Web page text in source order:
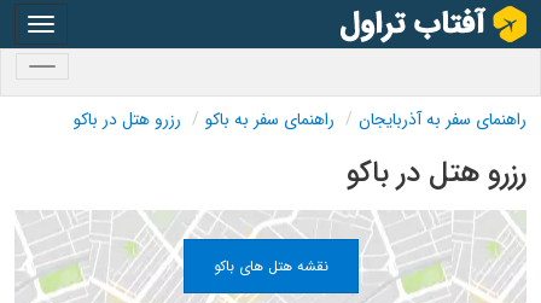
راهنمای سفر به آذربایجان راهنمای سفر به باکو رزرو هتل در باکو
رزرو هتل در باکو
نقشه هتل های باکو